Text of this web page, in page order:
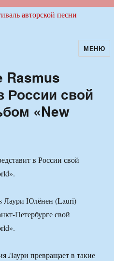
авторскойМЕНЮ
Rasmus
России свой
«New
Лаури Юлёнен (Lauri)
Петербурге свой
Лаури превращает в такие